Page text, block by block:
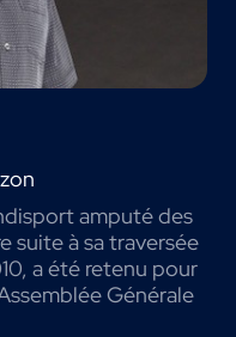
amputé des
suite à sa traversée
a été retenu pour
Générale